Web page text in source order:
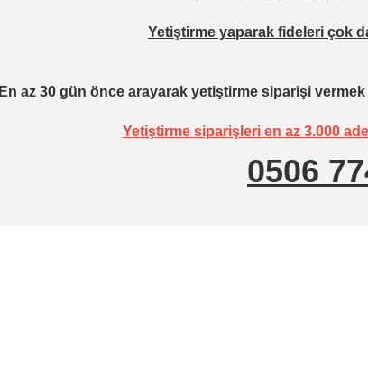
Yetiştirme yaparak fideleri çok
En az 30 gün önce arayarak yetiştirme siparişi vermek
Yetiştirme siparişleri en az 3.000
0506